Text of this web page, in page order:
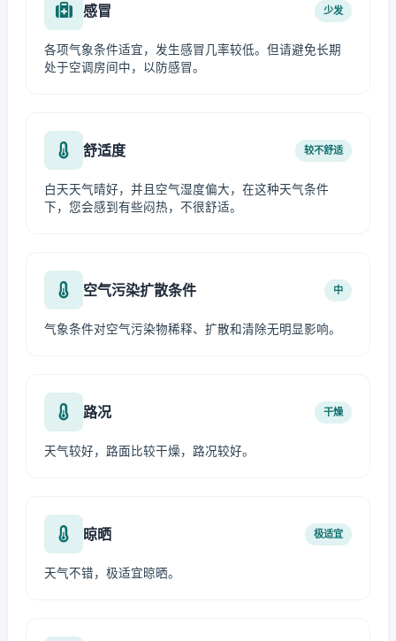
感冒 少发
各项气象条件适宜，发生感冒几率较低。但请避免长期
处于空调房间中，以防感冒。
舒适度 较不舒适
白天天气晴好，并且空气湿度偏大，在这种天气条件
下，您会感到有些闷热，不很舒适。
空气污染扩散条件 中
气象条件对空气污染物稀释、扩散和清除无明显影响。
路况 干燥
天气较好，路面比较干燥，路况较好。
晾晒 极适宜
天气不错，极适宜晾晒。